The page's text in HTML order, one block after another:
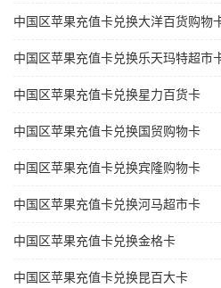
中国区苹果充值卡兑换大洋百货购物
中国区苹果充值卡兑换乐天玛特超市
中国区苹果充值卡兑换星力百货卡
中国区苹果充值卡兑换国贸购物卡
中国区苹果充值卡兑换宾隆购物卡
中国区苹果充值卡兑换河马超市卡
中国区苹果充值卡兑换金格卡
中国区苹果充值卡兑换昆百大卡